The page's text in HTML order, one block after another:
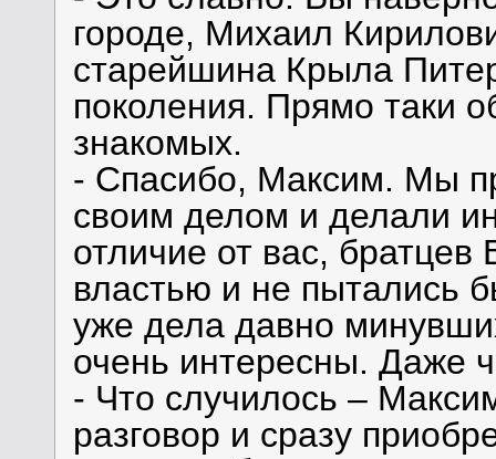
городе, Михаил
старейшина Крыла
поколения. Прямо таки
знакомых.
- Спасибо, Максим. Мы
своим делом и делали
отличие от вас,
властью и не пытались
уже дела давно
очень интересны. Даже
- Что случилось –
разговор и сразу